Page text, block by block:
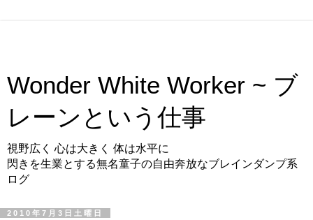
Wonder White Worker ~ ブ
レーンという仕事
視野広く 心は大きく 体は水平に
閃きを生業とする無名童子の自由奔放なブレインダンプ系
ログ
2010年7月3日土曜日